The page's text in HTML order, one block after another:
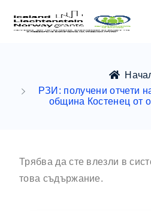
РЗИ: получени отчети
община Костенец от
Трябва да сте влезли в
това съдържание.